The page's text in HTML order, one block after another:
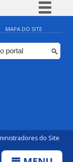
BR
MAPA DO SITE
do Site